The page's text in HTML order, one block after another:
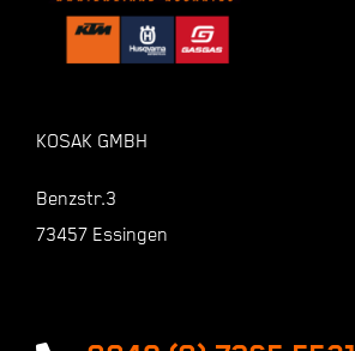
KOSAK GMBH
Benzstr.3
73457 Essingen
Kasse